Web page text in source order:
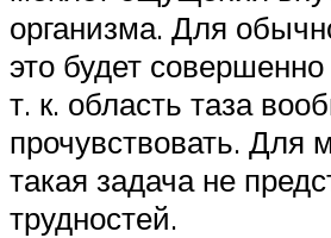
организма. Для
это будет
т. к. область таза
прочувствовать. Для
такая задача не
трудностей.